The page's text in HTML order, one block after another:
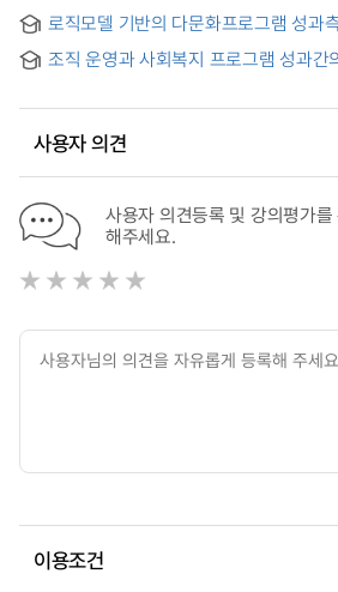
문화예술교육기관 간 비교 = The
Evaluation Standards of Learners at
Institution on Culture & Arts
institutions and culture & arts
Daegu City
로직모델 기반의 다문화프로그램 성과
중심으로 = Developing a Outcome
Model: A Case Study of the Korean
Ansan Multicultural Small Library
조직 운영과 사회복지 프로그램 성과간
사용자 의견
사용자 의견등록 및 강의평가
해주세요.
이용조건